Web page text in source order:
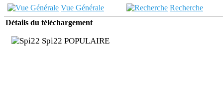
Vue Générale
Recherche
Détails du téléchargement
Spi22 POPULAIRE